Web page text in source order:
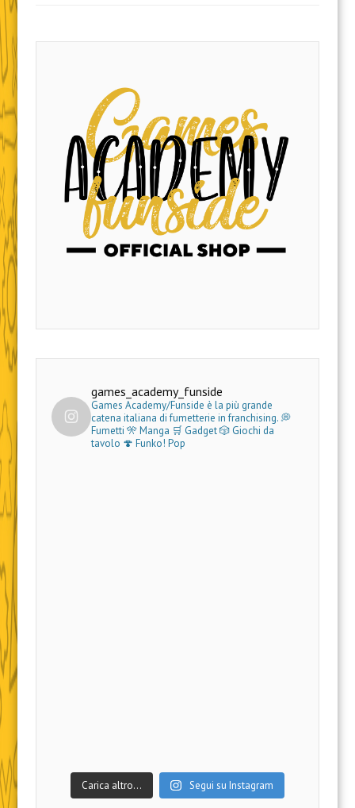
games_academy_funside
Games Academy/Funside è la più grande
catena italiana di fumetterie in franchising.💭
Fumetti 🎌 Manga 🛒 Gadget🎲 Giochi da
tavolo 🍄 Funko! Pop
Carica altro… Segui su Instagram